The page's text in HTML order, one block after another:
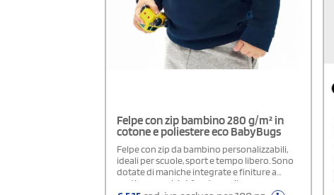
Felpe con zip bambino 280 g/m² in
cotone e poliestere eco BabyBugs
Felpe con zip da bambino personalizzabili,
ideali per scuole, sport e tempo libero. Sono
dotate di maniche integrate e finiture a
costine su polsini, fondo e collo per una